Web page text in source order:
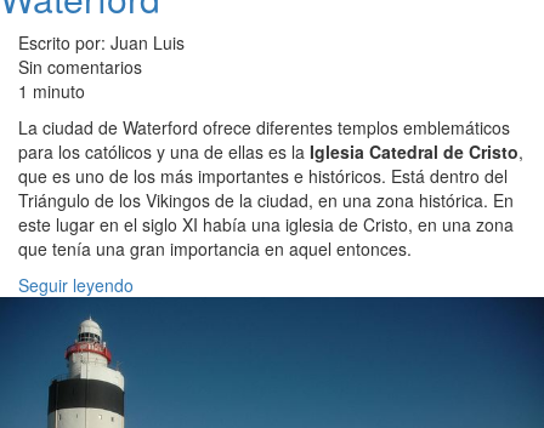
Escrito por: Juan Luis
Sin comentarios
1 minuto
La ciudad de Waterford ofrece diferentes templos emblemáticos
para los católicos y una de ellas es la Iglesia Catedral de Cristo,
que es uno de los más importantes e históricos. Está dentro del
Triángulo de los Vikingos de la ciudad, en una zona histórica. En
este lugar en el siglo XI había una iglesia de Cristo, en una zona
que tenía una gran importancia en aquel entonces.
Seguir leyendo